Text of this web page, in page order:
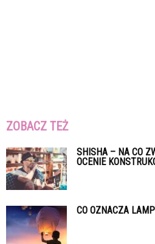
ZOBACZ TEŻ
SHISHA – NA CO
OCENIE
CO OZNACZA